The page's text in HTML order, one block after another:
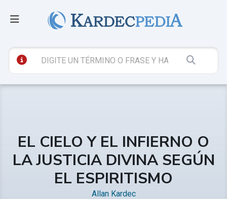
EL CIELO Y EL INFIERNO O
LA JUSTICIA DIVINA SEGÚN
EL ESPIRITISMO
Allan Kardec